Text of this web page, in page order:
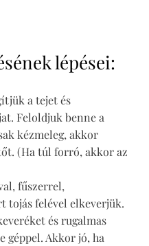
lépései:
a tejet és
Feloldjuk benne a
kézmeleg, akkor
(Ha túl forró, akkor az
fűszerrel,
tojás felével elkeverjük.
és rugalmas
géppel. Akkor jó, ha